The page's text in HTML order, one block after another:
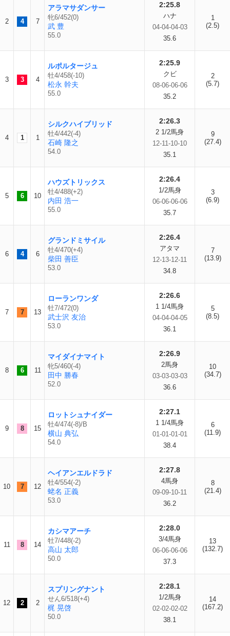
2 4 7
アラマサダンサー
牝6/452(0)
武 豊
55.0
2:25.8
ハナ
04-04-04-03
35.6
1
(2.5)
3 3 4
ルポルタージュ
牡4/458(-10)
松永 幹夫
55.0
2:25.9
クビ
08-06-06-06
35.2
2
(5.7)
4 1 1
シルクハイブリッド
牡4/442(-4)
石崎 隆之
54.0
2:26.3
2 1/2馬身
12-11-10-10
35.1
9
(27.4)
5 6 10
ハウズトリックス
牡4/488(+2)
内田 浩一
55.0
2:26.4
1/2馬身
06-06-06-06
35.7
3
(6.9)
6 4 6
グランドミサイル
牡4/470(+4)
柴田 善臣
53.0
2:26.4
アタマ
12-13-12-11
34.8
7
(13.9)
7 7 13
ローランワンダ
牡7/472(0)
武士沢 友治
53.0
2:26.6
1 1/4馬身
04-04-04-05
36.1
5
(8.5)
8 6 11
マイダイナマイト
牝5/460(-4)
田中 勝春
52.0
2:26.9
2馬身
03-03-03-03
36.6
10
(34.7)
9 8 15
ロットシュナイダー
牡4/474(-8)/B
横山 典弘
54.0
2:27.1
1 1/4馬身
01-01-01-01
38.4
6
(11.9)
10 7 12
ヘイアンエルドラド
牡4/554(-2)
蛯名 正義
53.0
2:27.8
4馬身
09-09-10-11
36.2
8
(21.4)
11 8 14
カシマアーチ
牡7/448(-2)
高山 太郎
50.0
2:28.0
3/4馬身
06-06-06-06
37.3
13
(132.7)
12 2 2
スプリングナント
せん6/518(+4)
梶 晃啓
50.0
2:28.1
1/2馬身
02-02-02-02
38.1
14
(167.2)